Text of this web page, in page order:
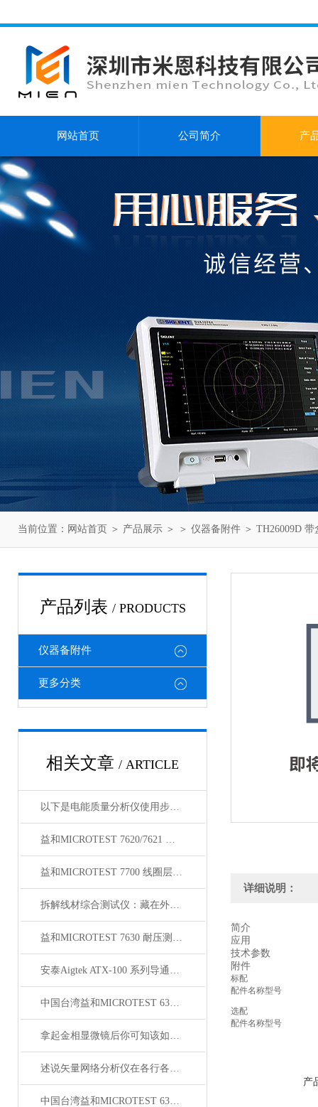
网站首页 公司简介 产
当前位置： 网站首页 ＞ 产品展示 ＞ ＞ 仪器备附件 ＞ TH26009D
产品列表 / PRODUCTS
仪器备附件
更多分类
相关文章 / ARTICLE
以下是电能质量分析仪使用步骤的详细介绍
益和MICROTEST 7620/7621 耐压测试仪
益和MICROTEST 7700 线圈层间短路测试仪
拆解线材综合测试仪：藏在外壳里的精密结构，藏着哪些硬核秘密？
益和MICROTEST 7630 耐压测试仪
安泰Aigtek ATX-100 系列导通线束测试仪
中国台湾益和MICROTEST 6376 LCR测试仪
拿起金相显微镜后你可知该如何使用呢？
述说矢量网络分析仪在各行各业中的主要作用
中国台湾益和MICROTEST 6372 LCR测试仪
详细说明：
简介
应用
技术参数
附件
标配
配件名称型号
选配
配件名称型号
产